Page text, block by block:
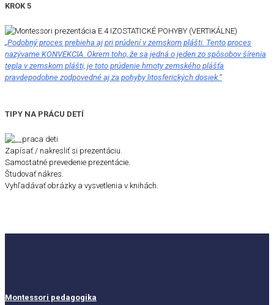
KROK 5
„Podobný proces prebieha aj pri prúdení v zemskom plášti. Tento proces
nazývame KONVEKCIA. Okrem toho, že sa jedná o jeden zo spôsobov šírenia
tepla v zemskom plášti, je toto prúdenie hmoty zemského plášťa
pravdepodobne zodpovedné aj za pohyby litosferických dosiek.“
TIPY NA PRÁCU DETÍ
Zapísať / nakresliť si prezentáciu.
Samostatné prevedenie prezentácie.
Študovať nákres.
Vyhľadávať obrázky a vysvetlenia v knihách.
Montessori pedagogika